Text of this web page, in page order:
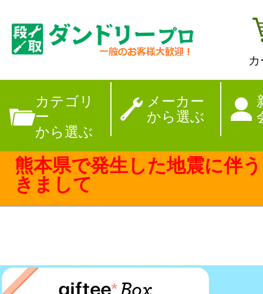
カテゴリ
ー
から選ぶ
メーカー
から選ぶ
【夏季休暇のお
熊本県で発生した地震に伴
きまして